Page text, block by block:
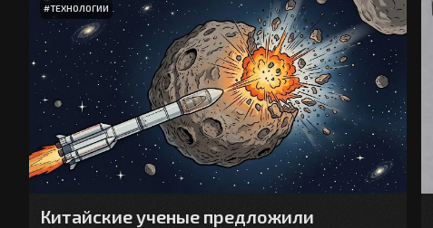
#ТЕХНОЛОГИИ
Китайские ученые предложили